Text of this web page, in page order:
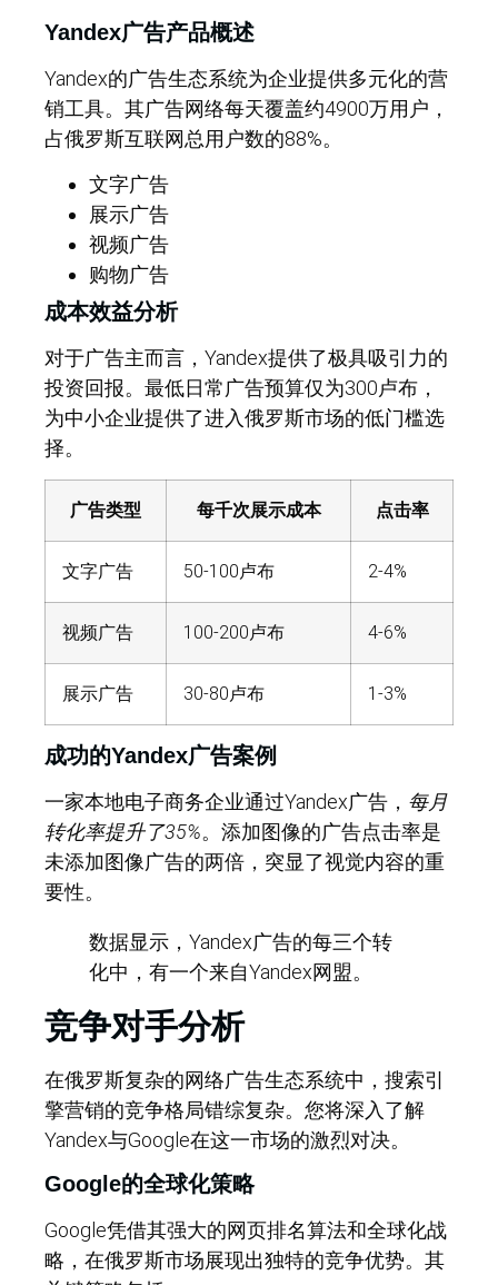
Yandex广告产品概述
Yandex的广告生态系统为企业提供多元化的营
销工具。其广告网络每天覆盖约4900万用户，
占俄罗斯互联网总用户数的88%。
文字广告
展示广告
视频广告
购物广告
成本效益分析
对于广告主而言，Yandex提供了极具吸引力的
投资回报。最低日常广告预算仅为300卢布，
为中小企业提供了进入俄罗斯市场的低门槛选
择。
广告类型 每千次展示成本 点击率
文字广告 50-100卢布 2-4%
视频广告 100-200卢布 4-6%
展示广告 30-80卢布 1-3%
成功的Yandex广告案例
一家本地电子商务企业通过Yandex广告， 每月
转化率提升了35%。添加图像的广告点击率是
未添加图像广告的两倍，突显了视觉内容的重
要性。
数据显示，Yandex广告的每三个转
化中，有一个来自Yandex网盟。
竞争对手分析
在俄罗斯复杂的网络广告生态系统中，搜索引
擎营销的竞争格局错综复杂。您将深入了解
Yandex与Google在这一市场的激烈对决。
Google的全球化策略
Google凭借其强大的网页排名算法和全球化战
略，在俄罗斯市场展现出独特的竞争优势。其